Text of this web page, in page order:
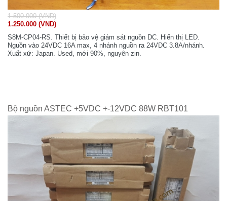
1.500.000 (VND)
1.250.000 (VND)
S8M-CP04-RS. Thiết bị bảo vệ giám sát nguồn DC. Hiển thị LED.
Nguồn vào 24VDC 16A max, 4 nhánh nguồn ra 24VDC 3.8A/nhánh.
Xuất xứ: Japan. Used, mới 90%, nguyên zin.
Bộ nguồn ASTEC +5VDC +-12VDC 88W RBT101